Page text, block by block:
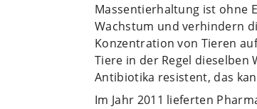
Massentierhaltung ist ohne
Wachstum und verhindern
Konzentration von Tieren
Tiere in der Regel dieselben
Antibiotika resistent, das
Im Jahr 2011 lieferten